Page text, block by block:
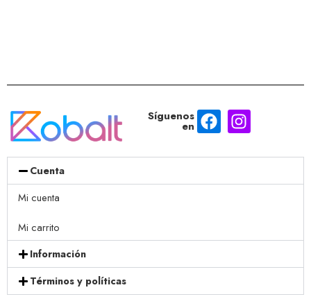
Síguenos
en
Cuenta
Mi cuenta
Mi carrito
Información
Términos y políticas